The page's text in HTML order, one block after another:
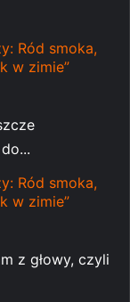
Ród smoka,
w zimie”
Ród smoka,
w zimie”
z głowy, czyli